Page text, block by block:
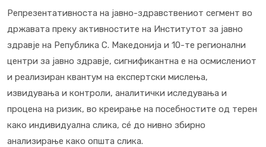
Репрезентативноста на јавно-здравствениот сегмент во
државата преку активностите на Институтот за јавно
здравје на Република С. Македонија и 10-те регионални
центри за јавно здравје, сигнификантна е на осмислениот
и реализиран квантум на експертски мислења,
извидувања и контроли, аналитички иследувања и
процена на ризик, во креирање на посебностите од терен
како индивидуална слика, сé до нивно збирно
анализирање како општа слика.